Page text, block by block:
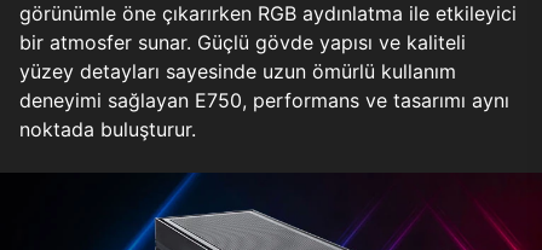
görünümle öne çıkarırken RGB aydınlatma ile etkileyici
bir atmosfer sunar. Güçlü gövde yapısı ve kaliteli
yüzey detayları sayesinde uzun ömürlü kullanım
deneyimi sağlayan E750, performans ve tasarımı aynı
noktada buluşturur.